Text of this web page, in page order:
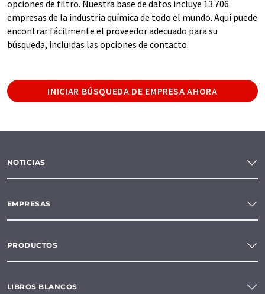
opciones de filtro. Nuestra base de datos incluye 13.706
empresas de la industria química de todo el mundo. Aquí puede
encontrar fácilmente el proveedor adecuado para su
búsqueda, incluidas las opciones de contacto.
INICIAR BÚSQUEDA DE EMPRESA AHORA
NOTICIAS
EMPRESAS
PRODUCTOS
LIBROS BLANCOS